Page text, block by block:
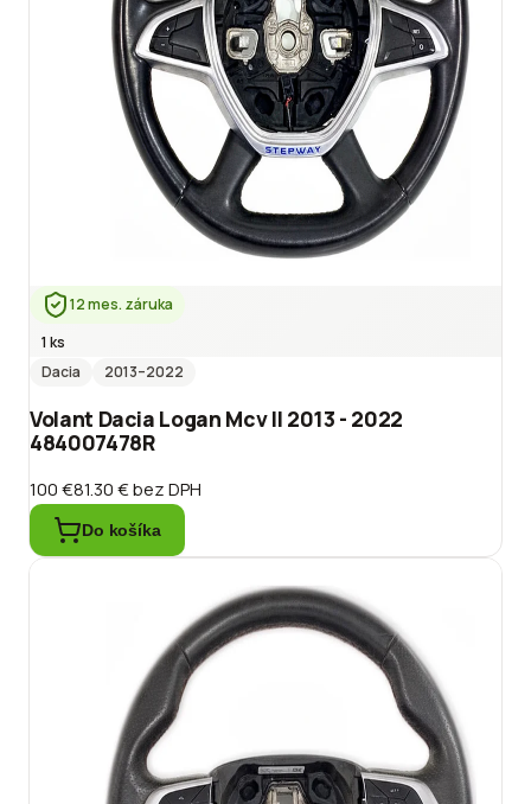
12 mes. záruka
1 ks
Dacia
2013–2022
Volant Dacia Logan Mcv II 2013 - 2022
484007478R
100 €81.30 €bez DPH
Do košíka